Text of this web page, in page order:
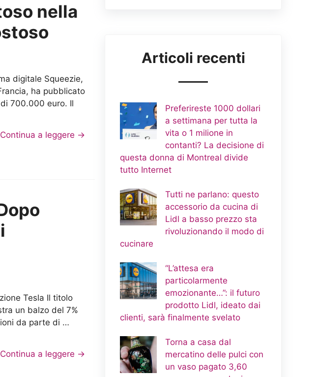
nella
digitale Squeezie,
ha pubblicato
700.000 euro. Il
Continua a leggere →
Tesla Il titolo
un balzo del 7%
da parte di …
Continua a leggere →
Articoli recenti
Preferireste 1000 dollari
a settimana per tutta la
vita o 1 milione in
contanti? La decisione di
questa donna di Montreal divide
tutto Internet
Tutti ne parlano: questo
accessorio da cucina di
Lidl a basso prezzo sta
rivoluzionando il modo di
cucinare
“L’attesa era
particolarmente
emozionante…”: il futuro
prodotto Lidl, ideato dai
clienti, sarà finalmente svelato
Torna a casa dal
mercatino delle pulci con
un vaso pagato 3,60